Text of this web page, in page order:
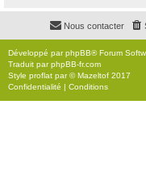
Nous contacter
Développé parphpBB® Forum
Traduit parphpBB-fr.com
Style proflat par ©Mazeltof 2017
Confidentialité | Conditions